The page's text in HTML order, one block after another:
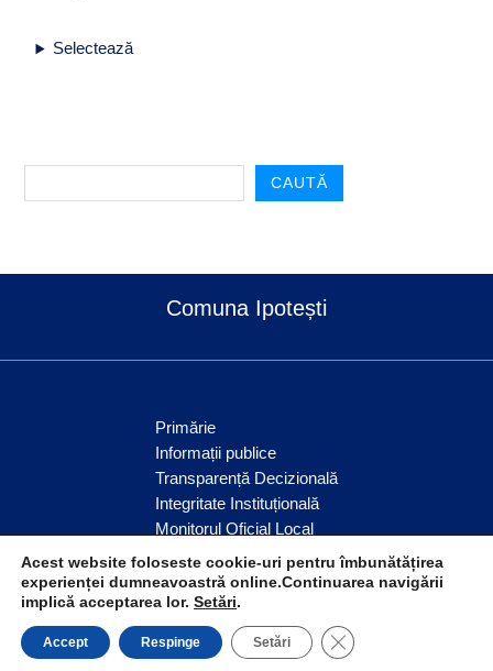
Selectează
CAUTĂ
Comuna Ipotești
Primărie
Informații publice
Transparență Decizională
Integritate Instituțională
Monitorul Oficial Local
Servicii publice
Anunțuri
Comunitate
Acest website foloseste cookie-uri pentru îmbunătățirea
experienței dumneavoastră online.Continuarea navigării
implică acceptarea lor. Setări.
Accept Respinge Setări CLOSE GDPR